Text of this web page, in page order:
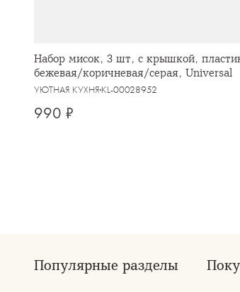
Набор мисок, 3 шт, с крышкой,
бежевая/коричневая/серая, Universal
УЮТНАЯ КУХНЯ KL-00028952
990 ₽
Популярные разделы